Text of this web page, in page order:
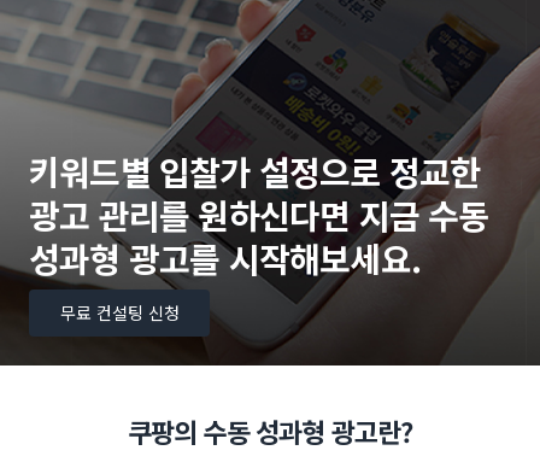
키워드별 입찰가 설정으로 정교한
광고 관리를 원하신다면 지금수동
성과형 광고를 시작해보세요.
무료 컨설팅 신청
쿠팡의 수동 성과형 광고란?